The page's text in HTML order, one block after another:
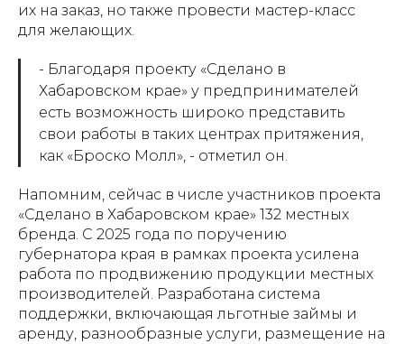
их на заказ, но также провести мастер-класс
для желающих.
- Благодаря проекту «Сделано в
Хабаровском крае» у предпринимателей
есть возможность широко представить
свои работы в таких центрах притяжения,
как «Броско Молл», - отметил он.
Напомним, сейчас в числе участников проекта
«Сделано в Хабаровском крае» 132 местных
бренда. С 2025 года по поручению
губернатора края в рамках проекта усилена
работа по продвижению продукции местных
производителей. Разработана система
поддержки, включающая льготные займы и
аренду, разнообразные услуги, размещение на